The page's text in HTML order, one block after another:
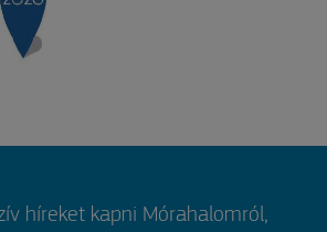
híreket kapni Mórahalomról,